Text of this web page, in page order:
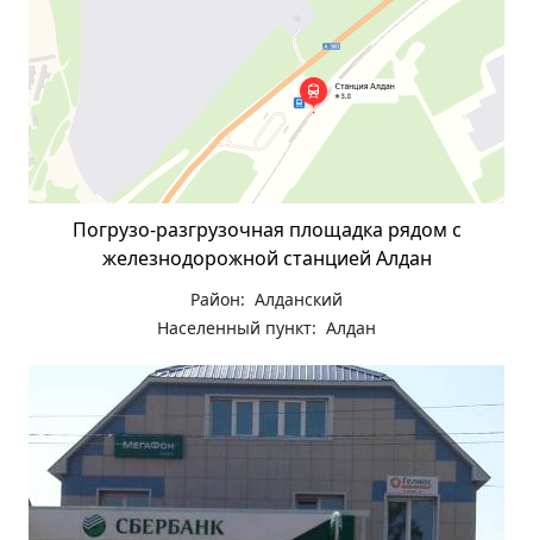
Погрузо-разгрузочная площадка рядом с
железнодорожной станцией Алдан
Район: Алданский
Населенный пункт: Алдан